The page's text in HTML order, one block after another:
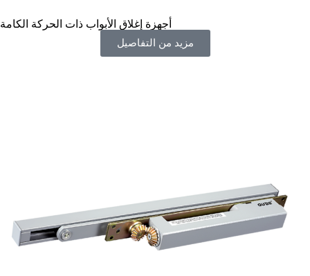
أجهزة إغلاق الأبواب ذات الحركة الكامة
مزيد من التفاصيل